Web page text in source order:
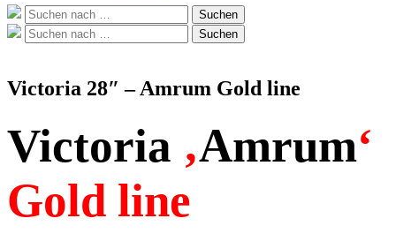
Suche
nach:
Suchen
Suche
nach:
Suchen
Victoria 28″ – Amrum Gold line
Victoria ‚Amrum‘
Gold line